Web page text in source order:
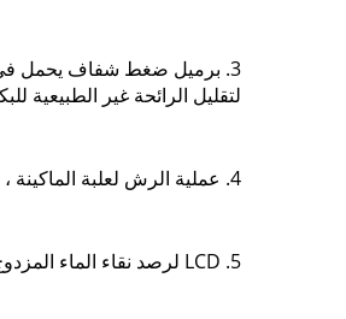
3. برميل ضغط شفاف يحمل في
لتقليل الرائحة غير الطبيعية
4. عملية الرش لعلبة الماكينة ، الفتح على الجانب ، عمود ترشيح إدخال سريع من نوع U كوري مقاس 11 بوصة - سهل للتبديل والإصلاح.
5. LCD لرصد نقاء الماء المزدوج عبر الإنترنت ، عرض كل من موصلية الماء RO فوق مقاومة الماء ، يمكن أيضًا عرض حالة تشغيل الماكينة.